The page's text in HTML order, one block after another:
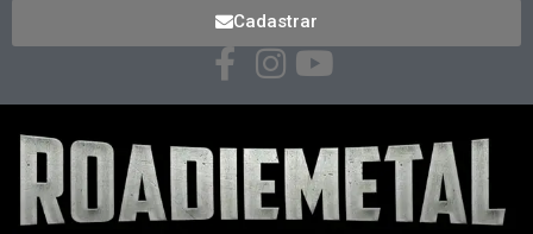
Cadastrar